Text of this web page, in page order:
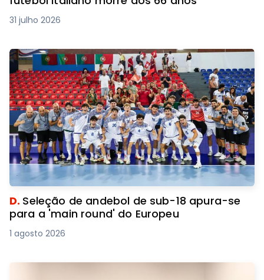
31 julho 2026
D. Seleção de andebol de sub-18 apura-se
para a 'main round' do Europeu
1 agosto 2026